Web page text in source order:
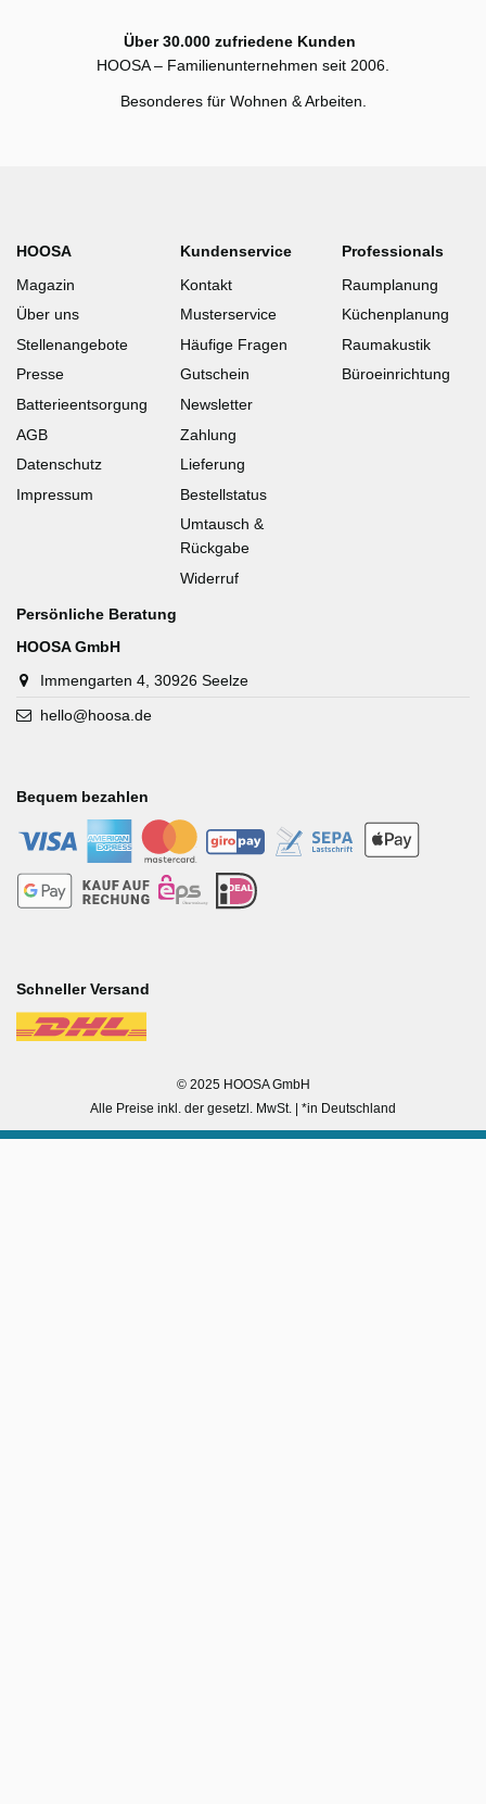
Über 30.000 zufriedene Kunden
HOOSA – Familienunternehmen seit 2006.
Besonderes für Wohnen & Arbeiten.
HOOSA
Magazin
Über uns
Stellenangebote
Presse
Batterieentsorgung
AGB
Datenschutz
Impressum
Kundenservice
Kontakt
Musterservice
Häufige Fragen
Gutschein
Newsletter
Zahlung
Lieferung
Bestellstatus
Umtausch &
Rückgabe
Widerruf
Professionals
Raumplanung
Küchenplanung
Raumakustik
Büroeinrichtung
Persönliche Beratung
HOOSA GmbH
Immengarten 4, 30926 Seelze
hello@hoosa.de
Bequem bezahlen
-
- - - -
- - - -
Schneller Versand
© 2025 HOOSA GmbH
Alle Preise inkl. der gesetzl. MwSt. | *in Deutschland